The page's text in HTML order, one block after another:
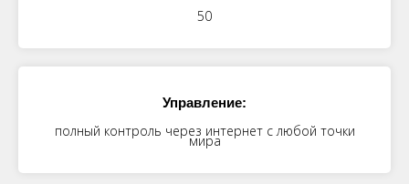
50
Управление:
полный контроль через интернет с любой точки
мира